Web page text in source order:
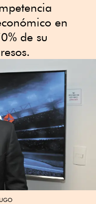
en
de su